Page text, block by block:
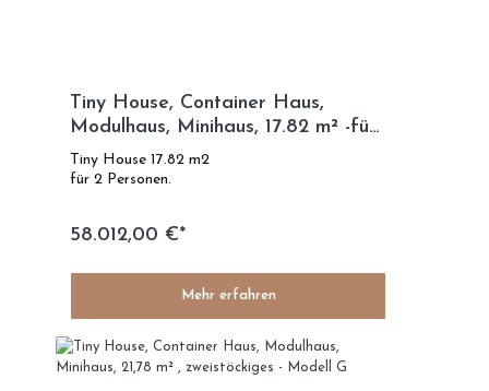
Tiny House, Container Haus,
Modulhaus, Minihaus, 17.82 m² -für
2 Personen- Modell D
Tiny House 17.82 m2
für 2 Personen.
58.012,00 €*
Mehr erfahren